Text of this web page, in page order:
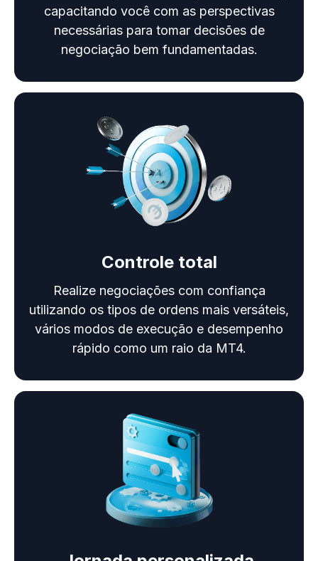
capacitando você com as perspectivas
necessárias para tomar decisões de
negociação bem fundamentadas.
Controle total
Realize negociações com confiança
utilizando os tipos de ordens mais versáteis,
vários modos de execução e desempenho
rápido como um raio da MT4.